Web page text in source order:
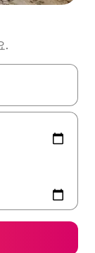
.
터치 또는 스와이